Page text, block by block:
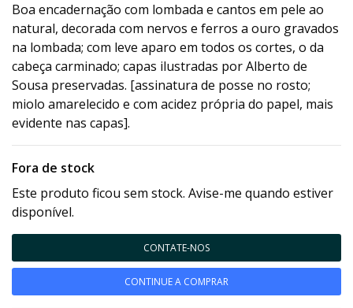
Boa encadernação com lombada e cantos em pele ao
natural, decorada com nervos e ferros a ouro gravados
na lombada; com leve aparo em todos os cortes, o da
cabeça carminado; capas ilustradas por Alberto de
Sousa preservadas. [assinatura de posse no rosto;
miolo amarelecido e com acidez própria do papel, mais
evidente nas capas].
Fora de stock
Este produto ficou sem stock. Avise-me quando estiver
disponível.
CONTATE-NOS
CONTINUE A COMPRAR